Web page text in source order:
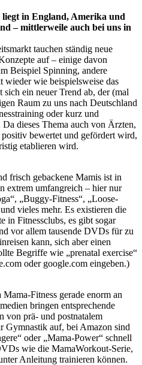
in England, Amerika und
– mittlerweile auch bei uns in
tauchen ständig neue
auf – einige davon
Beispiel Spinning, andere
wieder wie beispielsweise das
ein neuer Trend ab, der (mal
Raum zu uns nach Deutschland
oder kurz und
dieses Thema auch von Ärzten,
bewertet und gefördert wird,
etablieren wird.
frisch gebackene Mamis ist in
extrem umfangreich – hier nur
„Buggy-Fitness“, „Loose-
vieles mehr. Es existieren die
in Fitnessclubs, es gibt sogar
vor allem tausende DVDs für zu
kann, sich aber einen
Begriffe wie „prenatal exercise“
oder google.com eingeben.)
Fitness gerade enorm an
bringen entsprechende
von prä- und postnatalem
Gymnastik auf, bei Amazon sind
oder „Mama-Power“ schnell
wie die MamaWorkout-Serie,
Anleitung trainieren können.